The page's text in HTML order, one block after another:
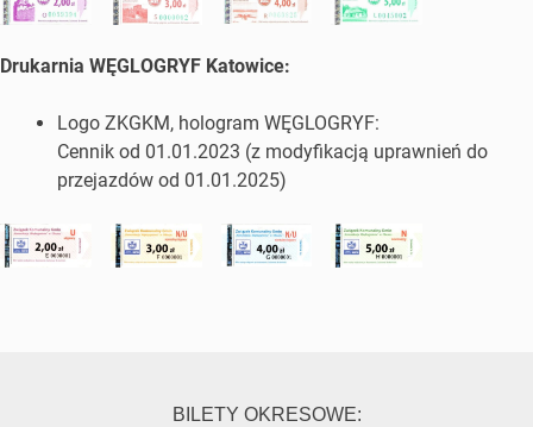
Drukarnia WĘGLOGRYF Katowice:
Logo ZKGKM, hologram WĘGLOGRYF:
Cennik od 01.01.2023 (z modyfikacją uprawnień do
przejazdów od 01.01.2025)
BILETY OKRESOWE: